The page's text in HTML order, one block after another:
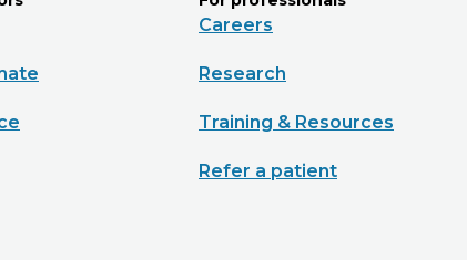
Careers
Research
Training & Resources
Refer a patient